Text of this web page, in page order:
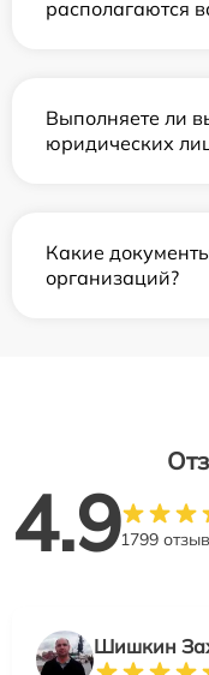
располагаются
Выполняете ли
юридических
Какие
организаций?
4.91799
Шишкин